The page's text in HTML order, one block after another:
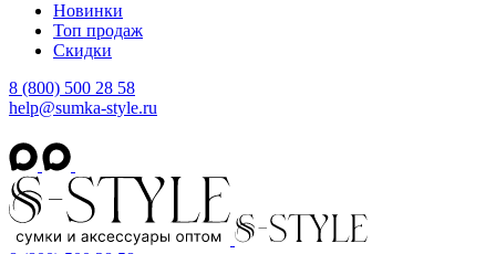
Новинки
Топ продаж
Скидки
8 (800) 500 28 58
help@sumka-style.ru